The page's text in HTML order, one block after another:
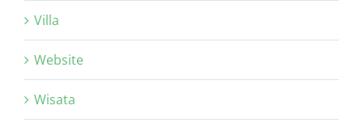
Villa
Website
Wisata